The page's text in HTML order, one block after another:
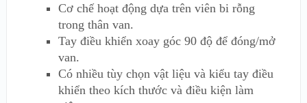
Cơ chế hoạt động dựa trên viên bi rỗng
trong thân van.
Tay điều khiển xoay góc 90 độ để đóng/mở
van.
Có nhiều tùy chọn vật liệu và kiểu tay điều
khiển theo kích thước và điều kiện làm